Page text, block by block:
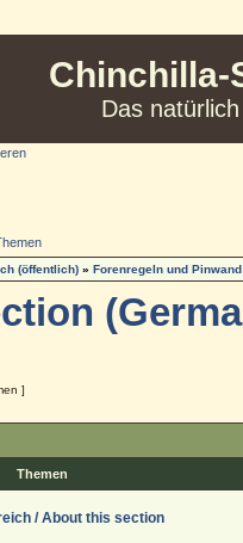
Chinchilla-
Das
(öffentlich) »Forenregeln und Pinwand
]
Themen
/ About this section